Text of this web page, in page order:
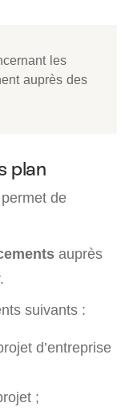
les
auprès des
plan
de
auprès
suivants :
d’entreprise
;